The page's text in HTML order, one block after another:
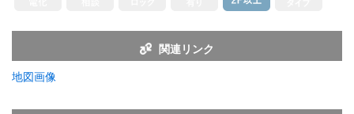
関連リンク
地図画像